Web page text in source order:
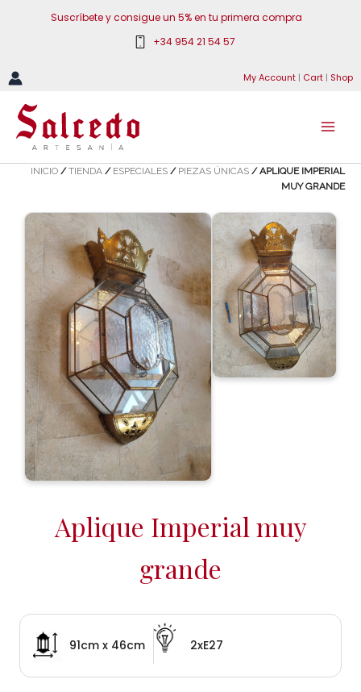
Suscríbete y consigue un 5% en tu primera compra
+34 954 21 54 57
My Account | Cart | Shop
INICIO /TIENDA / ESPECIALES / PIEZAS ÚNICAS / APLIQUE IMPERIAL
MUY GRANDE
Aplique Imperial muy
grande
91cm x 46cm 2xE27